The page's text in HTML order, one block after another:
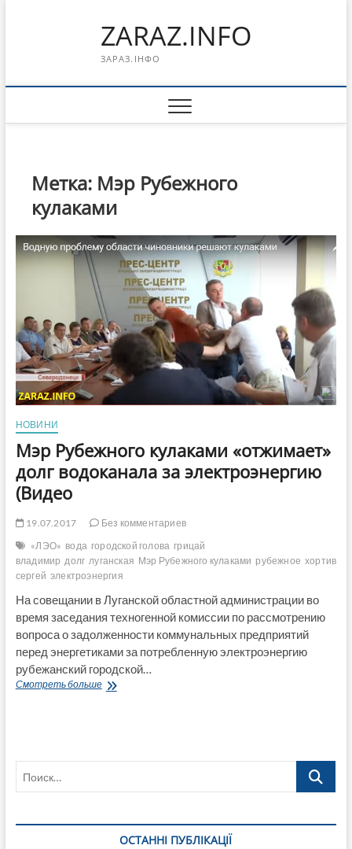
ZARAZ.INFO
ЗАРАЗ.ІНФО
Метка: Мэр Рубежного
кулаками
НОВИНИ
Мэр Рубежного кулаками «отжимает»
долг водоканала за электроэнергию
(Видео
19.07.2017
Без комментариев
«ЛЭО» вода городской голова грицай
владимир долг луганская Мэр Рубежного кулаками рубежное хортив
сергей электроэнергия
На совещании в Луганской областной администрации во
время заседания техногенной комиссии по рассмотрению
вопроса о задолженности коммунальных предприятий
перед энергетиками за потребленную электроэнергию
рубежанский городской…
Смотреть большеМэр
Поиск…
ОСТАННІ ПУБЛІКАЦІЇ